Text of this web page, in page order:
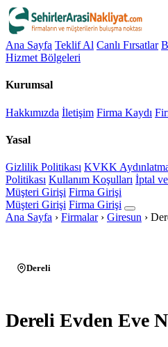
Ana Sayfa Teklif Al Canlı Fırsatlar
Hizmet Bölgeleri
Kurumsal
Hakkımızda İletişim Firma Kaydı
Yasal
Gizlilik Politikası KVKK
Politikası Kullanım Koşulları İptal
Müşteri Girişi Firma Girişi
Müşteri Girişi Firma Girişi
Ana Sayfa › Firmalar › Giresun ›
Dereli
Dereli Evden Eve